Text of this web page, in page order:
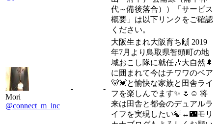
代～備後落合））「サービス
概要」は以下リンクをご確認
ください。
Mori
@connect_m_inc
- -
大阪生まれ大阪育ち🙌 2019
年7月より鳥取県智頭町の地
域おこし隊に就任🎶大自然🌲
に囲まれて今はチワワのベア
🐻💓と愉快な家族と田舎ライ
フを楽しんでます✨ 🌷☺️ 将
来は田舎と都会のデュアルラ
イフを実現したい🍃↔️🌃モリ